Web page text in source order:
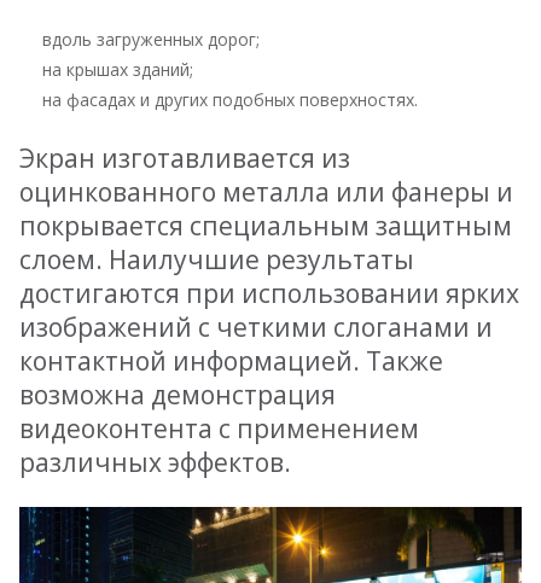
вдоль загруженных дорог;
на крышах зданий;
на фасадах и других подобных поверхностях.
Экран изготавливается из
оцинкованного металла или фанеры и
покрывается специальным защитным
слоем. Наилучшие результаты
достигаются при использовании ярких
изображений с четкими слоганами и
контактной информацией. Также
возможна демонстрация
видеоконтента с применением
различных эффектов.